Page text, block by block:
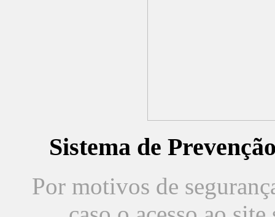
Sistema de
Por motivos de